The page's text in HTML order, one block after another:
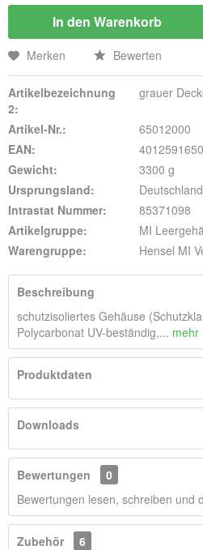
In den Warenkorb
Merken Bewerten
Artikelbezeichnung
2:
grauer
Artikel-Nr.:
65012000
EAN:
Gewicht:
3300 g
Ursprungsland:
Deutschland
Intrastat Nummer:
85371098
Artikelgruppe:
MI
Warengruppe:
Hensel MI
Beschreibung
schutzisoliertes Gehäuse
Polycarbonat UV-beständig,... mehr
Produktdaten
Downloads
Bewertungen
0
Bewertungen lesen, schreiben und
Zubehör 6